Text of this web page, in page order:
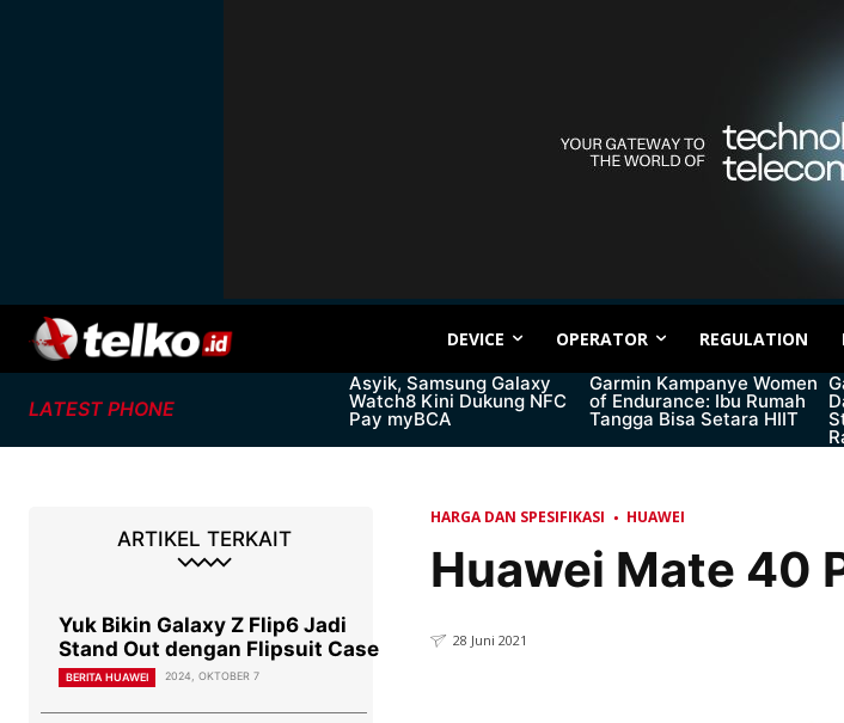
DEVICE OPERATOR REGULATION
LATEST PHONE
Asyik, Samsung Galaxy
Watch8 Kini Dukung NFC
Pay myBCA
Garmin Kampanye Women
of Endurance: Ibu Rumah
Tangga Bisa Setara HIIT
ARTIKEL TERKAIT
Yuk Bikin Galaxy Z Flip6 Jadi
Stand Out dengan Flipsuit Case
BERITA HUAWEI 2024, OKTOBER 7
HARGA DAN SPESIFIKASI HUAWEI
Huawei Mate 40
28 Juni 2021